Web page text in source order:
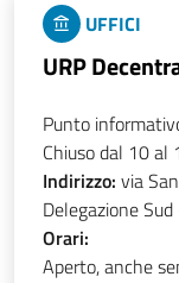
UFFICI
URP
Punto
Chiuso dal 10 al
Indirizzo: via
Delegazione
Orari:
Aperto, anche